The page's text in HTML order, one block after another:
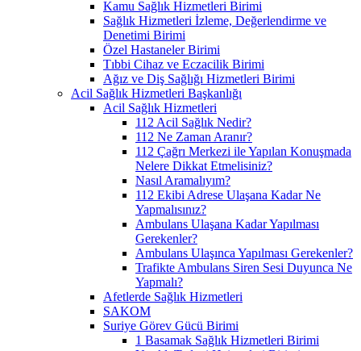
Kamu Sağlık Hizmetleri Birimi
Sağlık Hizmetleri İzleme, Değerlendirme ve
Denetimi Birimi
Özel Hastaneler Birimi
Tıbbi Cihaz ve Eczacilik Birimi
Ağız ve Diş Sağlığı Hizmetleri Birimi
Acil Sağlık Hizmetleri Başkanlığı
Acil Sağlık Hizmetleri
112 Acil Sağlık Nedir?
112 Ne Zaman Aranır?
112 Çağrı Merkezi ile Yapılan Konuşmada
Nelere Dikkat Etmelisiniz?
Nasıl Aramalıyım?
112 Ekibi Adrese Ulaşana Kadar Ne
Yapmalısınız?
Ambulans Ulaşana Kadar Yapılması
Gerekenler?
Ambulans Ulaşınca Yapılması Gerekenler?
Trafikte Ambulans Siren Sesi Duyunca Ne
Yapmalı?
Afetlerde Sağlık Hizmetleri
SAKOM
Suriye Görev Gücü Birimi
1 Basamak Sağlık Hizmetleri Birimi